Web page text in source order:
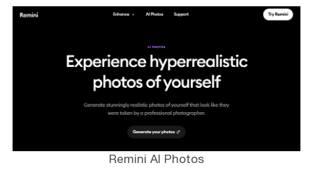
Remini AI Photos